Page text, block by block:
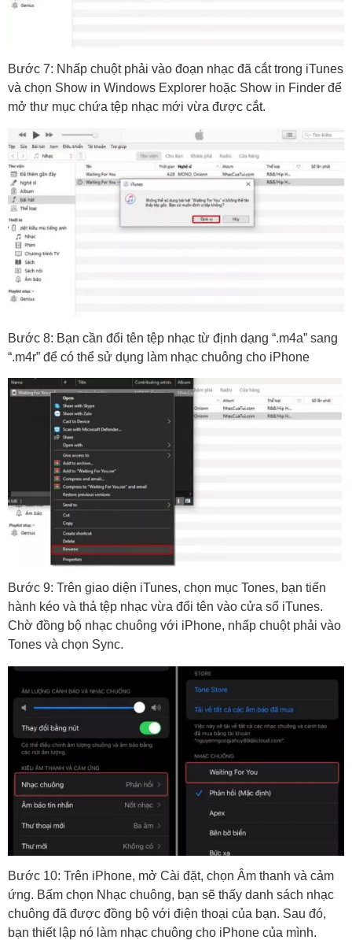
Bước 7: Nhấp chuột phải vào đoạn nhạc đã cắt trong iTunes
và chọn Show in Windows Explorer hoặc Show in Finder để
mở thư mục chứa tệp nhạc mới vừa được cắt.
Bước 8: Bạn cần đổi tên tệp nhạc từ định dạng “.m4a” sang
“.m4r” để có thể sử dụng làm nhạc chuông cho iPhone
Bước 9: Trên giao diện iTunes, chọn mục Tones, bạn tiến
hành kéo và thả tệp nhạc vừa đổi tên vào cửa sổ iTunes.
Chờ đồng bộ nhạc chuông với iPhone, nhấp chuột phải vào
Tones và chọn Sync.
Bước 10: Trên iPhone, mở Cài đặt, chọn Âm thanh và cảm
ứng. Bấm chọn Nhạc chuông, bạn sẽ thấy danh sách nhạc
chuông đã được đồng bộ với điện thoại của bạn. Sau đó,
bạn thiết lập nó làm nhạc chuông cho iPhone của mình.